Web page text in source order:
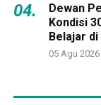
04.
Dewan
Kondisi
Belajar
05 Agu 2026